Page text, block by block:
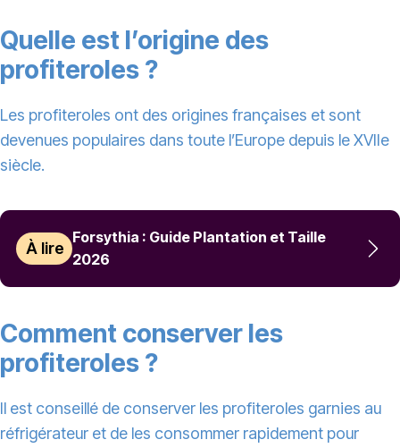
Quelle est l’origine des
profiteroles ?
Les profiteroles ont des origines françaises et sont
devenues populaires dans toute l’Europe depuis le XVIIe
siècle.
À lire
Forsythia : Guide Plantation et Taille
2026
Comment conserver les
profiteroles ?
Il est conseillé de conserver les profiteroles garnies au
réfrigérateur et de les consommer rapidement pour